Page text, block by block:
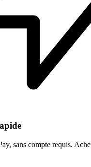
sans compte requis.